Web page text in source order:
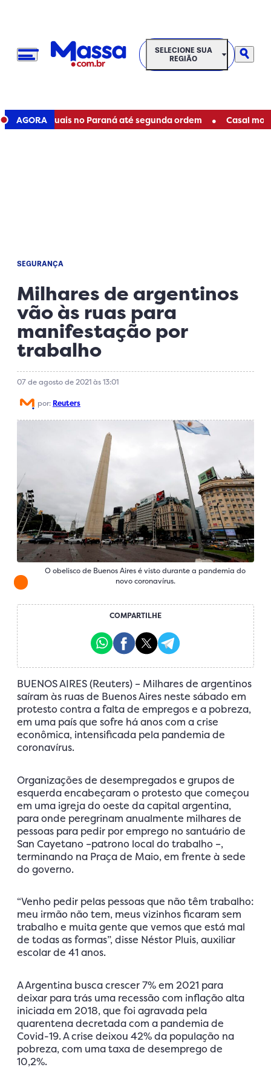
SELECIONE SUA REGIÃO
SELECIONE SUA
REGIÃO
AGORA
estaduais no Paraná até segunda ordem • Casal morre
SEGURANÇA
Milhares de argentinos
vão às ruas para
manifestação por
trabalho
07 de agosto de 2021 às 13:01
por: Reuters
O obelisco de Buenos Aires é visto durante a pandemia do
novo coronavírus.
COMPARTILHE
BUENOS AIRES (Reuters) – Milhares de argentinos
saíram às ruas de Buenos Aires neste sábado em
protesto contra a falta de empregos e a pobreza,
em uma país que sofre há anos com a crise
econômica, intensificada pela pandemia de
coronavírus.
Organizações de desempregados e grupos de
esquerda encabeçaram o protesto que começou
em uma igreja do oeste da capital argentina,
para onde peregrinam anualmente milhares de
pessoas para pedir por emprego no santuário de
San Cayetano –patrono local do trabalho –,
terminando na Praça de Maio, em frente à sede
do governo.
“Venho pedir pelas pessoas que não têm trabalho:
meu irmão não tem, meus vizinhos ficaram sem
trabalho e muita gente que vemos que está mal
de todas as formas”, disse Néstor Pluis, auxiliar
escolar de 41 anos.
A Argentina busca crescer 7% em 2021 para
deixar para trás uma recessão com inflação alta
iniciada em 2018, que foi agravada pela
quarentena decretada com a pandemia de
Covid-19. A crise deixou 42% da população na
pobreza, com uma taxa de desemprego de
10,2%.